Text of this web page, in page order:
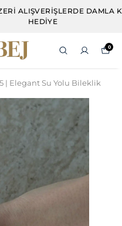
DAMLA KÜPE
0
| Elegant Su Yolu Bileklik